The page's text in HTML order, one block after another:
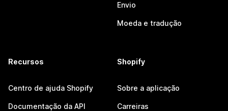
Envio
Moeda e tradução
Recursos
Centro de ajuda Shopify
Documentação da API
Shopify
Sobre a aplicação
Carreiras